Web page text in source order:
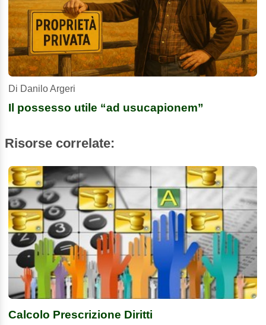
Di Danilo Argeri
Il possesso utile “ad usucapionem”
Risorse correlate:
Calcolo Prescrizione Diritti